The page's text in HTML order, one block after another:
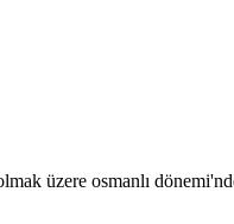
üzere osmanlı